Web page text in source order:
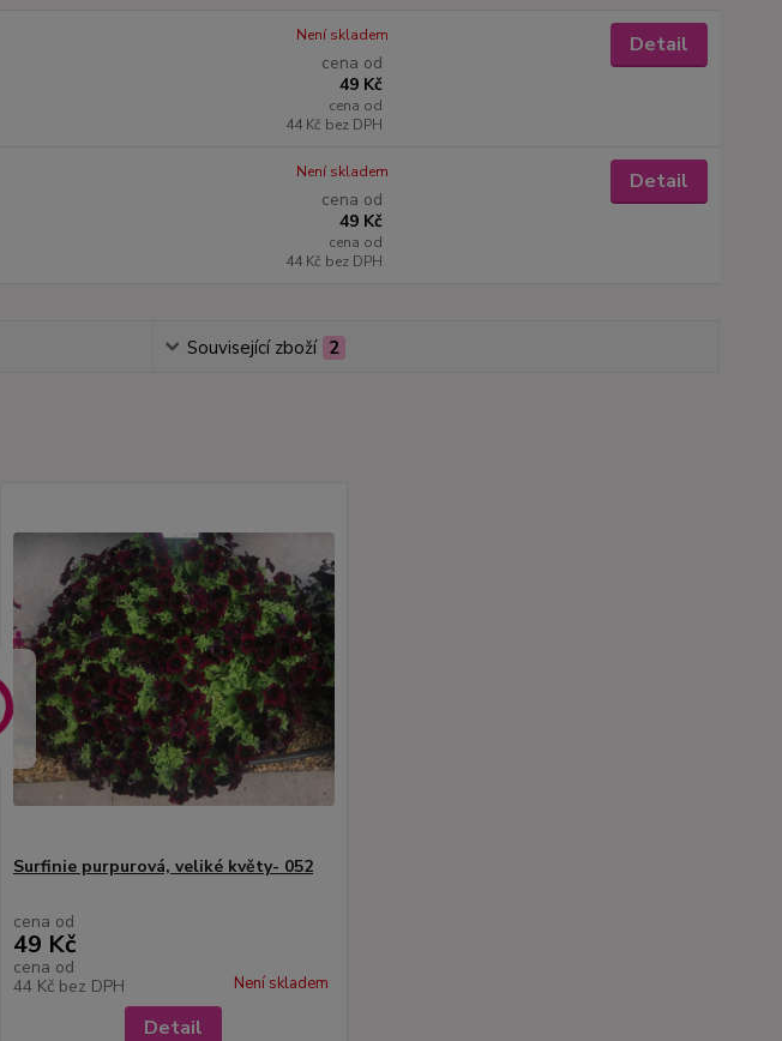
cena od
49 Kč
cena od
44 Kč bez DPH
Není skladem Detail
cena od
49 Kč
cena od
44 Kč bez DPH
Není skladem Detail
Související zboží 2
Surfinie purpurová, veliké květy- 052
cena od
49 Kč
cena od
44 Kč bez DPH Není skladem
Detail